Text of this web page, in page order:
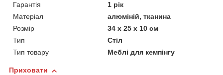
Гарантія
1 рік
Матеріал
алюміній, тканина
Розмір
34 x 25 x 10 см
Тип
Стіл
Тип товару
Меблі для кемпінгу
Приховати